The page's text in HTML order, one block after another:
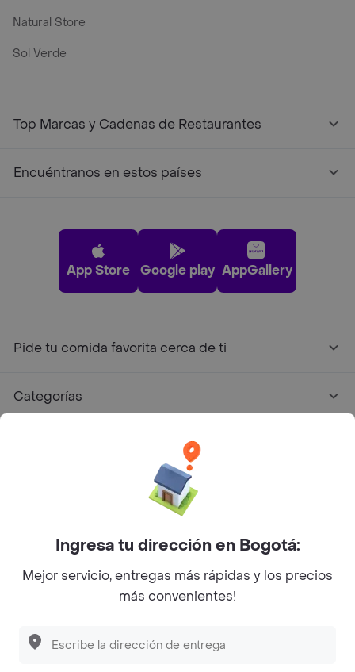
Natural Store
Sol Verde
Top Marcas y Cadenas de Restaurantes
Encuéntranos en estos países
App Store Google play AppGallery
Pide tu comida favorita cerca de ti
Categorías
Facebook
Twitter
Instagram
©2026Rappi Inc. All rights reserved.
Ingresa tu dirección en Bogotá:
Mejor servicio, entregas más rápidas y los precios
más convenientes!